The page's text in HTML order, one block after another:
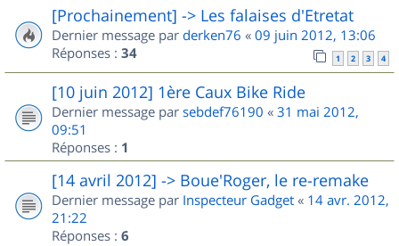
[Prochainement] -> Les falaises d'Etretat
Dernier message par derken76 « 09 juin 2012, 13:06
Réponses : 34 1 2 3 4
[10 juin 2012] 1ère Caux Bike Ride
Dernier message par sebdef76190 « 31 mai 2012,
09:51
Réponses : 1
[14 avril 2012] -> Boue'Roger, le re-remake
Dernier message par Inspecteur Gadget « 14 avr. 2012,
21:22
Réponses : 6